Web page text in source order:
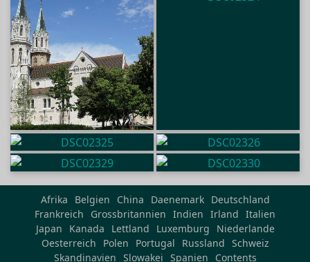
Afrika Belgien China Daenemark
Deutschland
Frankreich
Grossbritannien Indien Irland Italien
Japan
Kanada Lettland Luxemburg
Niederlande
Oesterreich
Polen Portugal Russland Schweiz
Skandinavien Slowakei Spanien Contents